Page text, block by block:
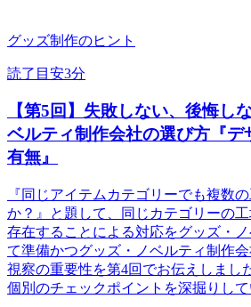
グッズ制作のヒント
読了目安3分
【第5回】失敗しない、後悔し
ベルティ制作会社の選び方『デ
有無』
『同じアイテムカテゴリーでも複数
か？』と題して、同じカテゴリーの
存在することによる対応をグッズ・
て準備かつグッズ・ノベルティ制作
視察の重要性を第4回でお伝えしまし
個別のチェックポイントを深掘りして